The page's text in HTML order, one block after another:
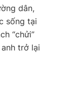
dân,
sống tại
“chửi”
trở lại